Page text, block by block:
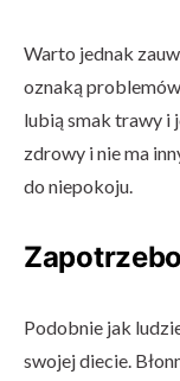
Warto jednak
oznaką
lubią smak trawy i
zdrowy i nie ma
do niepokoju.
Podobnie jak
swojej diecie.